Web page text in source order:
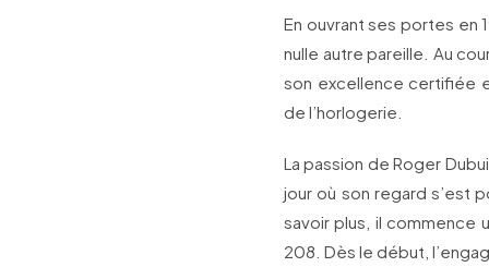
En ouvrant ses portes en
nulle autre pareille. Au
son excellence certifiée
de l’horlogerie.
La passion de Roger
jour où son regard s’est
savoir plus, il commence
208. Dès le début,